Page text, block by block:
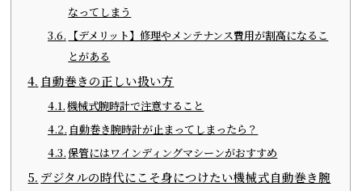
なってしまう
【デメリット】修理やメンテナンス費用が割高になるこ
とがある
自動巻きの正しい扱い方
機械式腕時計で注意すること
自動巻き腕時計が止まってしまったら？
保管にはワインディングマシーンがおすすめ
デジタルの時代にこそ身につけたい機械式自動巻き腕